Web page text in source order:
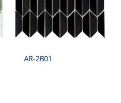
AR-2B01